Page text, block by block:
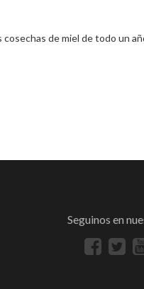
de miel de todo un
Seguinos en